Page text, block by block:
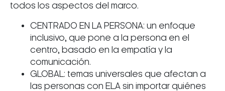
todos los aspectos del marco.
CENTRADO EN LA PERSONA: un enfoque
inclusivo, que pone a la persona en el
centro, basado en la empatía y la
comunicación.
GLOBAL: temas universales que afectan a
las personas con ELA sin importar quiénes